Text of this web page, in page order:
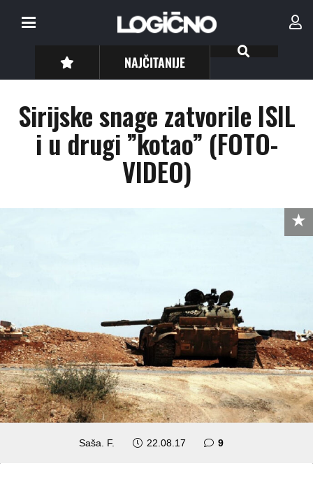
NAJČITANIJE
Sirijske snage zatvorile ISIL
i u drugi ”kotao” (FOTO-
VIDEO)
Saša. F. 22.08.17 9komentara